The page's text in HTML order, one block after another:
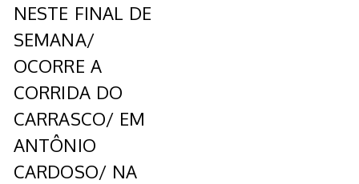
NESTE FINAL DE
SEMANA/
OCORRE A
CORRIDA DO
CARRASCO/ EM
ANTÔNIO
CARDOSO/ NA